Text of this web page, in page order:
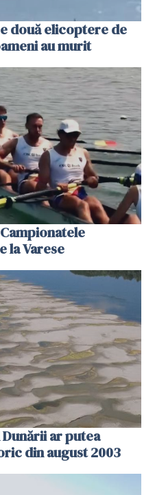
două elicoptere de
au murit
la Varese
ar putea
din august 2003